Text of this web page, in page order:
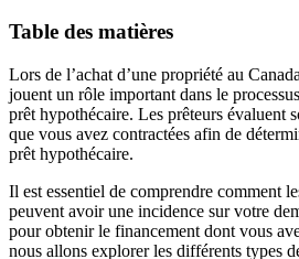
Table des matières
Lors de l’achat d’une propriété au
jouent un rôle important dans le
prêt hypothécaire. Les prêteurs évaluent
que vous avez contractées afin de
prêt hypothécaire.
Il est essentiel de comprendre comment
peuvent avoir une incidence sur votre
pour obtenir le financement dont vous
nous allons explorer les différents types